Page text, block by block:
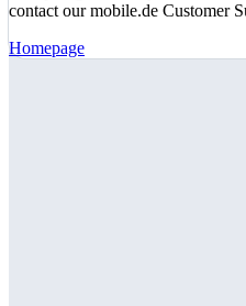
contact our mobile.de Customer
Homepage